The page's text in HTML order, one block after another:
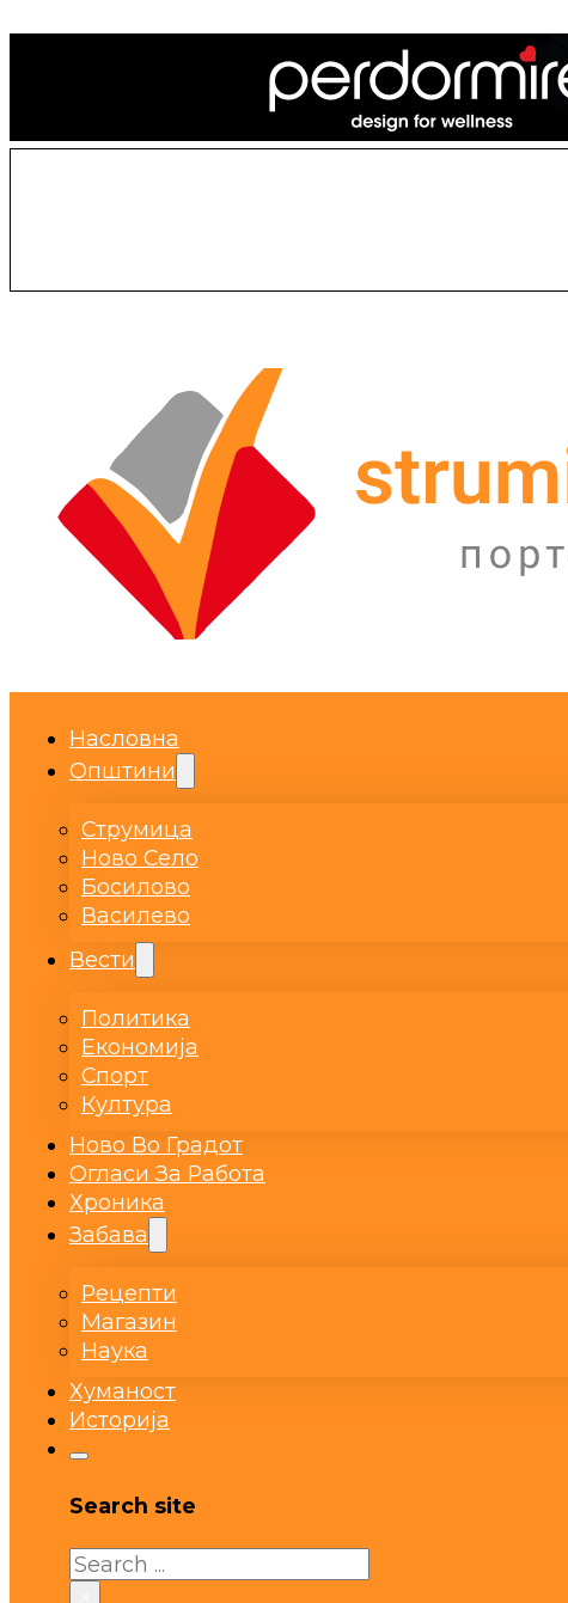
Насловна
Општини
Струмица
Ново Село
Босилово
Василево
Вести
Политика
Економија
Спорт
Култура
Ново Во Градот
Огласи За Работа
Хроника
Забава
Рецепти
Магазин
Наука
Хуманост
Историја
Search site
Search